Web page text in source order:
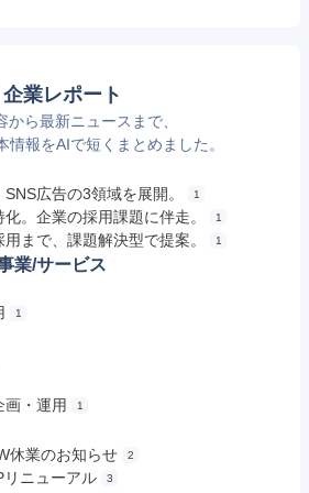
企業レポート
から最新ニュースまで、
情報をAIで短くまとめました。
広告の3領域を展開。 1
。企業の採用課題に伴走。 1
まで、課題解決型で提案。 1
業/サービス
1
画・運用
1
休業のお知らせ 2
ニューアル 3